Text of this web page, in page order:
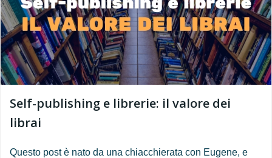
Self-publishing e librerie: il valore dei
librai
Questo post è nato da una chiacchierata con Eugene, e